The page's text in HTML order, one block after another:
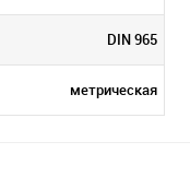
DIN 965
метрическая